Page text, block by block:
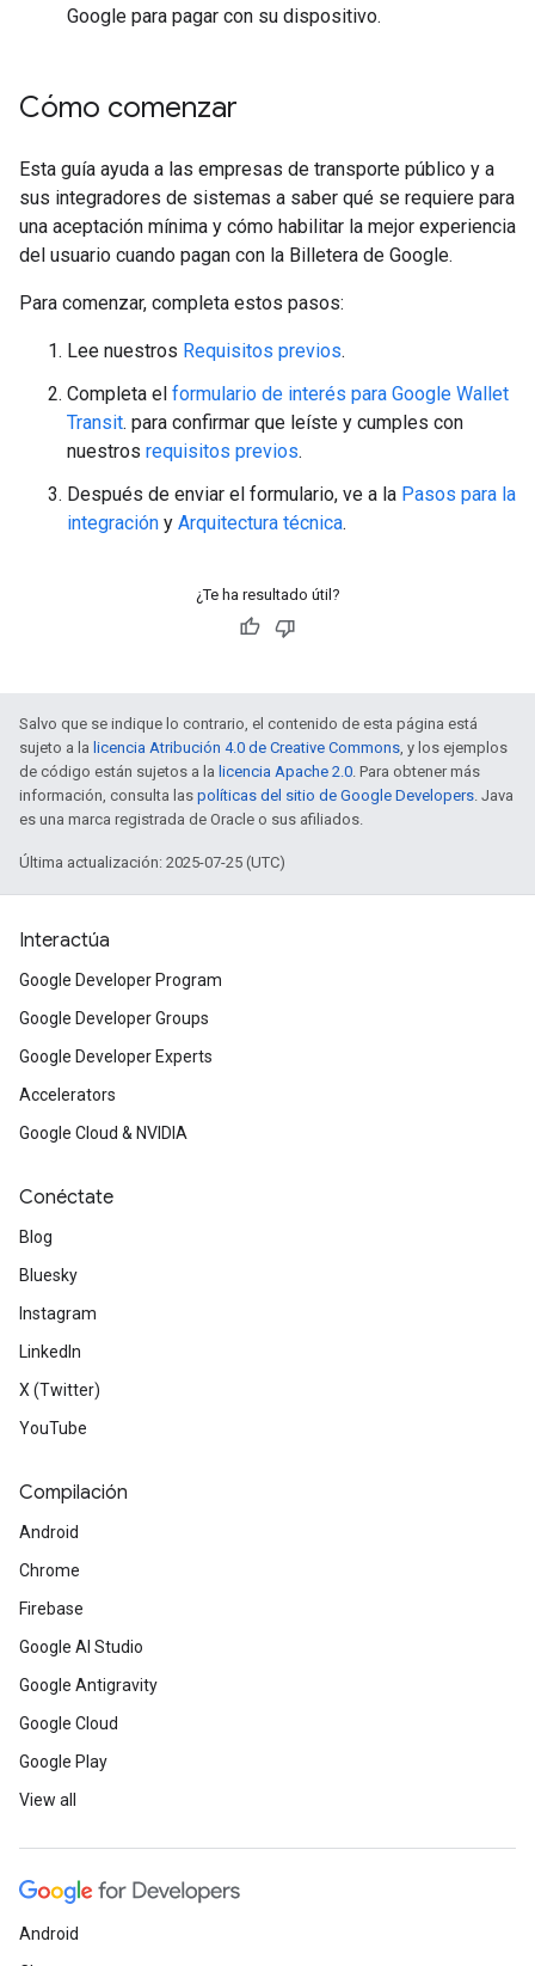
Google para pagar con su dispositivo.
Cómo comenzar
Esta guía ayuda a las empresas de transporte público y a
sus integradores de sistemas a saber qué se requiere para
una aceptación mínima y cómo habilitar la mejor experiencia
del usuario cuando pagan con la Billetera de Google.
Para comenzar, completa estos pasos:
Lee nuestros Requisitos previos.
Completa el formulario de interés para Google Wallet
Transit. para confirmar que leíste y cumples con
nuestros requisitos previos.
Después de enviar el formulario, ve a la Pasos para la
integración y Arquitectura técnica.
¿Te ha resultado útil?
Salvo que se indique lo contrario, el contenido de esta página está
sujeto a la licencia Atribución 4.0 de Creative Commons, y los ejemplos
de código están sujetos a la licencia Apache 2.0. Para obtener más
información, consulta las políticas del sitio de Google Developers. Java
es una marca registrada de Oracle o sus afiliados.
Última actualización: 2025-07-25 (UTC)
Interactúa
Google Developer Program
Google Developer Groups
Google Developer Experts
Accelerators
Google Cloud & NVIDIA
Conéctate
Blog
Bluesky
Instagram
LinkedIn
X (Twitter)
YouTube
Compilación
Android
Chrome
Firebase
Google AI Studio
Google Antigravity
Google Cloud
Google Play
View all
Android